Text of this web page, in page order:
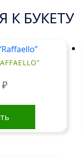
БУКЕТУ
₽